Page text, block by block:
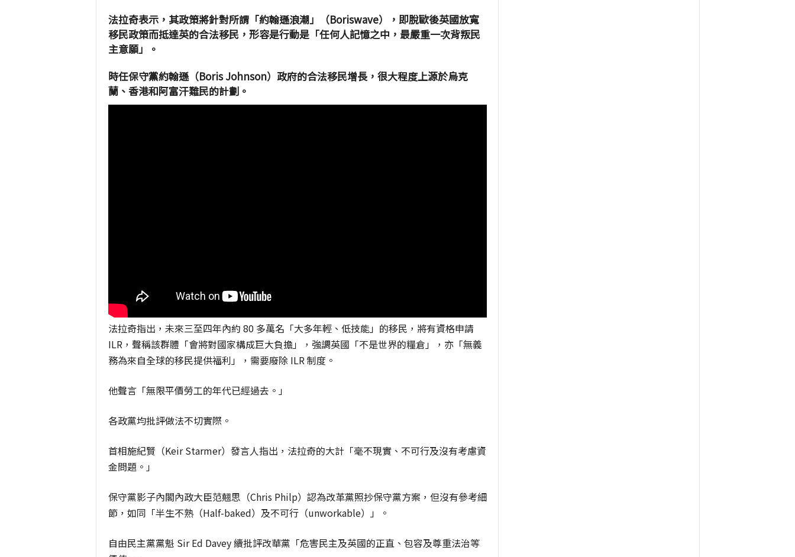
法拉奇表示，其政策將針對所謂「約翰遜浪潮」（Boriswave），即脫歐後英國放寬
移民政策而抵達英的合法移民，形容是行動是「任何人記憶之中，最嚴重一次背叛民
主意願」。
時任保守黨約翰遜（Boris Johnson） 政府的合法移民增長，很大程度上源於烏克
蘭、香港和阿富汗難民的計劃。
法拉奇指出，未來三至四年內約 80 多萬名「大多年輕、低技能」的移民，將有資格申請
ILR，聲稱該群體「會將對國家構成巨大負擔」，強調英國「不是世界的糧倉」，亦「無義
務為來自全球的移民提供福利」，需要廢除 ILR 制度。
他聲言「無限平價勞工的年代已經過去。」
各政黨均批評做法不切實際。
首相施紀賢（Keir Starmer）發言人指出，法拉奇的大計「毫不現實、不可行及沒有考慮資
金問題。」
保守黨影子內閣內政大臣范翹思（Chris Philp）認為改革黨照抄保守黨方案，但沒有參考細
節，如同「半生不熟（Half-baked）及不可行（unworkable）」。
自由民主黨黨魁 Sir Ed Davey 續批評改華黨「危害民主及英國的正直、包容及尊重法治等